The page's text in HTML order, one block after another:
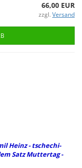
66,00 EUR
zzgl. Versand
Heinz - tsche­chi­
Satz Mut­ter­tag -